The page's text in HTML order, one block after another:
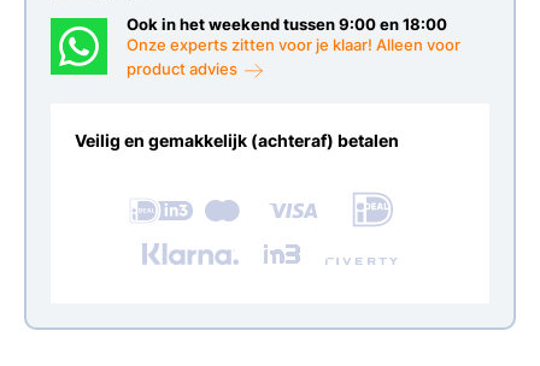
Ook in het weekend tussen 9:00 en 18:00
Onze experts zitten voor je klaar! Alleen voor
product advies
Veilig en gemakkelijk (achteraf) betalen